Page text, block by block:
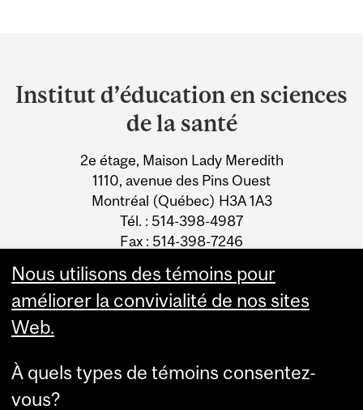
and
University
Information
Institut d’éducation en sciences
de la santé
2e étage, Maison Lady Meredith
1110, avenue des Pins Ouest
Montréal (Québec) H3A 1A3
Tél. : 514-398-4987
Fax : 514-398-7246
Nous utilisons des témoins pour
améliorer la convivialité de nos sites
Web.
À quels types de témoins consentez-
vous?